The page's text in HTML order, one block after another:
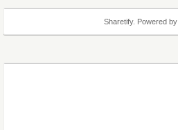
Sharetify. Powered by